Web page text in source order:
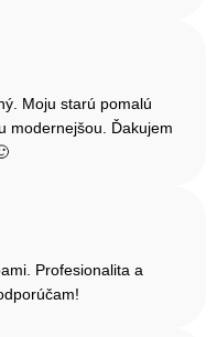
Moju starú pomalú
modernejšou. Ďakujem
Profesionalita a